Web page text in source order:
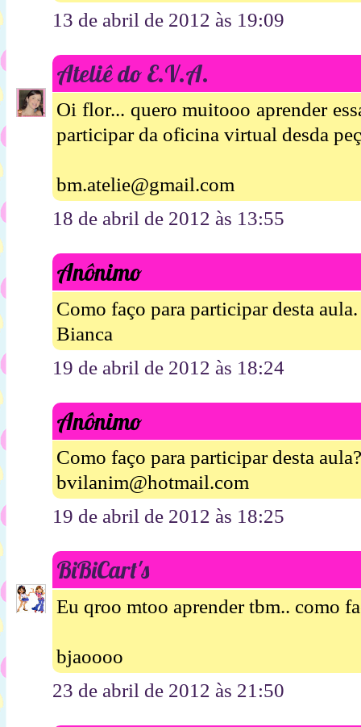
13 de abril de 2012 às 19:09
Ateliê do E.V.A.
Oi flor... quero muitooo aprender
participar da oficina virtual desda
bm.atelie@gmail.com
18 de abril de 2012 às 13:55
Anônimo
Como faço para participar desta aula.
Bianca
19 de abril de 2012 às 18:24
Anônimo
Como faço para participar desta aula?
bvilanim@hotmail.com
19 de abril de 2012 às 18:25
BiBiCart's
Eu qroo mtoo aprender tbm.. como
bjaoooo
23 de abril de 2012 às 21:50